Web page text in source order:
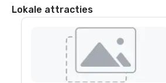
Lokale attracties